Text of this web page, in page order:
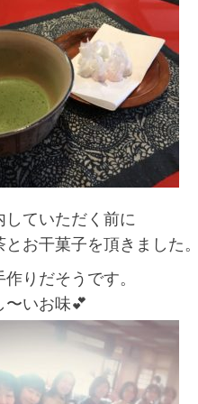
していただく前に
とお干菓子を頂きました
りだそうです。
〜いお味💕